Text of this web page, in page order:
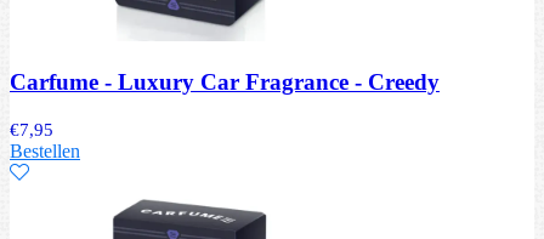
Carfume - Luxury Car Fragrance - Creedy
€7,95
Bestellen